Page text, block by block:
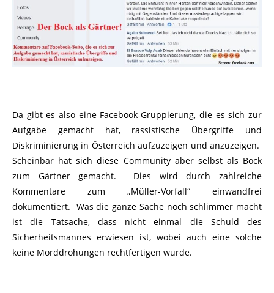
Da gibt es also eine Facebook-Gruppierung, die es sich zur
Aufgabe gemacht hat, rassistische Übergriffe und
Diskriminierung in Österreich aufzuzeigen und anzuzeigen.
Scheinbar hat sich diese Community aber selbst als Bock
zum Gärtner gemacht. Dies wird durch zahlreiche
Kommentare zum „Müller-Vorfall“ einwandfrei
dokumentiert. Was die ganze Sache noch schlimmer macht
ist die Tatsache, dass nicht einmal die Schuld des
Sicherheitsmannes erwiesen ist, wobei auch eine solche
keine Morddrohungen rechtfertigen würde.